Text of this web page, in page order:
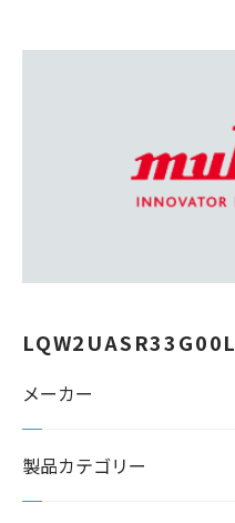
LQW2UASR33G00L
メーカー
製品カテゴリー